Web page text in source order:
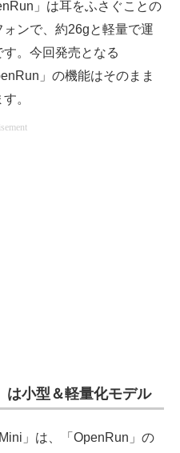
」は耳をふさぐことの
ンで、約26gと軽量で運
。今回発売となる
」の機能はそのまま
。
小型＆軽量化モデル
」は、「OpenRun」の